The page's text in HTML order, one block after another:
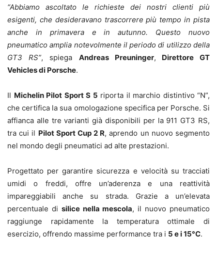
“Abbiamo ascoltato le richieste dei nostri clienti più
esigenti, che desideravano trascorrere più tempo in pista
anche in primavera e in autunno. Questo nuovo
pneumatico amplia notevolmente il periodo di utilizzo della
GT3 RS”, spiega Andreas Preuninger, Direttore GT
Vehicles di Porsche.
Il Michelin Pilot Sport S 5 riporta il marchio distintivo “N”,
che certifica la sua omologazione specifica per Porsche. Si
affianca alle tre varianti già disponibili per la 911 GT3 RS,
tra cui il Pilot Sport Cup 2 R, aprendo un nuovo segmento
nel mondo degli pneumatici ad alte prestazioni.
Progettato per garantire sicurezza e velocità su tracciati
umidi o freddi, offre un’aderenza e una reattività
impareggiabili anche su strada. Grazie a un’elevata
percentuale di silice nella mescola, il nuovo pneumatico
raggiunge rapidamente la temperatura ottimale di
esercizio, offrendo massime performance tra i 5 e i 15°C.